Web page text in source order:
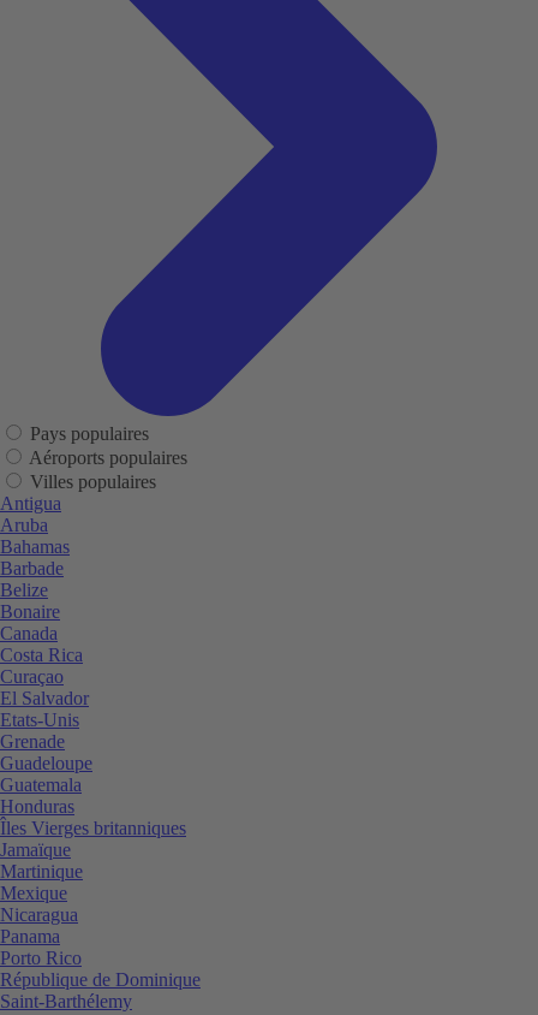
Pays populaires
Aéroports populaires
Villes populaires
Antigua
Aruba
Bahamas
Barbade
Belize
Bonaire
Canada
Costa Rica
Curaçao
El Salvador
Etats-Unis
Grenade
Guadeloupe
Guatemala
Honduras
Îles Vierges britanniques
Jamaïque
Martinique
Mexique
Nicaragua
Panama
Porto Rico
République de Dominique
Saint-Barthélemy